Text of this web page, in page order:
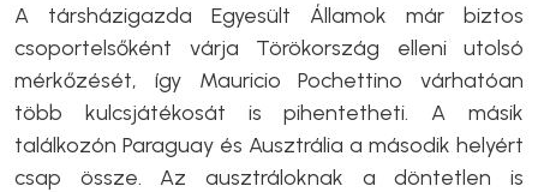
A társházigazda Egyesült Államok már biztos
csoportelsőként várja Törökország elleni utolsó
mérkőzését, így Mauricio Pochettino várhatóan
több kulcsjátékosát is pihentetheti. A másik
találkozón Paraguay és Ausztrália a második helyért
csap össze. Az ausztráloknak a döntetlen is